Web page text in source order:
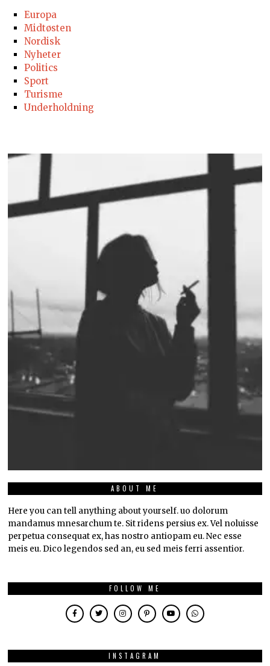
Europa
Midtøsten
Nordisk
Nyheter
Politics
Sport
Turisme
Underholdning
ABOUT ME
Here you can tell anything about yourself. uo dolorum
mandamus mnesarchum te. Sit ridens persius ex. Vel noluisse
perpetua consequat ex, has nostro antiopam eu. Nec esse
meis eu. Dico legendos sed an, eu sed meis ferri assentior.
FOLLOW ME
INSTAGRAM